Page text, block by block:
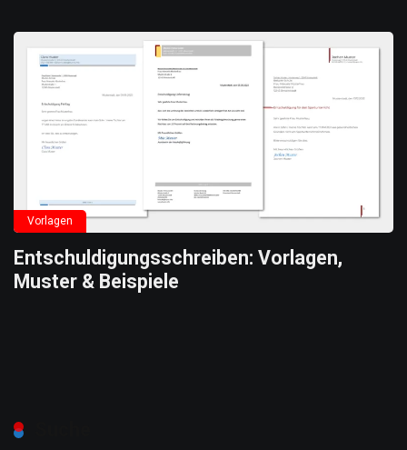
Vorlagen
Entschuldigungsschreiben: Vorlagen,
Muster & Beispiele